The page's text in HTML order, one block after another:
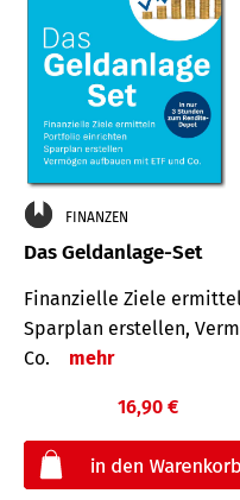
FINANZEN
Das Geldanlage-Set
Finanzielle Ziele
Sparplan erstellen,
Co.
mehr
16,90 €